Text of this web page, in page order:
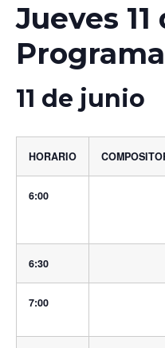
Jueves
11 de junio
HORARIO
6:00
6:30
7:00